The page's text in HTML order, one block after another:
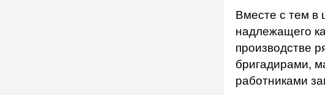
Вместе с тем в
надлежащего
производстве
бригадирами,
работниками